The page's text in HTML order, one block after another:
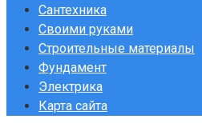
Сантехника
Своими руками
Строительные материалы
Фундамент
Электрика
Карта сайта